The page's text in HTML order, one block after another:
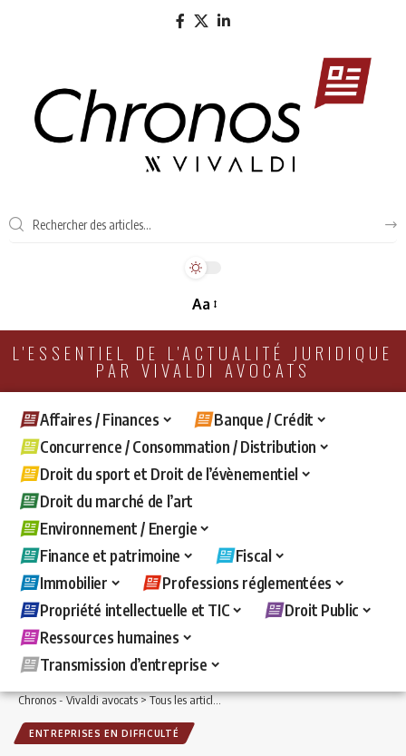
Aa
L'ESSENTIEL DE L'ACTUALITÉ JURIDIQUE
PAR VIVALDI AVOCATS
Affaires / Finances
Banque / Crédit
Concurrence / Consommation / Distribution
Droit du sport et Droit de l’évènementiel
Droit du marché de l’art
Environnement / Energie
Finance et patrimoine
Fiscal
Immobilier
Professions réglementées
Propriété intellectuelle et TIC
Droit Public
Ressources humaines
Transmission d’entreprise
Chronos - Vivaldi avocats>Tous les articles >Affaires / Finances>Entreprises en
ENTREPRISES EN DIFFICULTÉ